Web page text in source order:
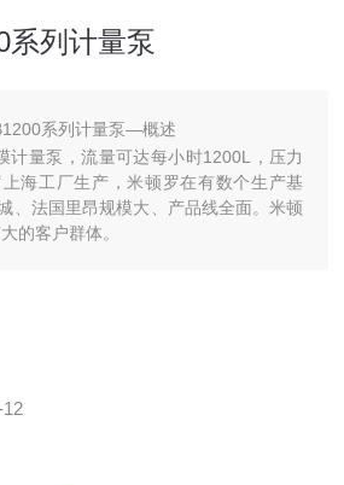
系列计量泵
系列计量泵—概述
计量泵，流量可达每小时1200L，压力
海工厂生产，米顿罗在有数个生产基
、法国里昂规模大、产品线全面。米顿
的客户群体。
12